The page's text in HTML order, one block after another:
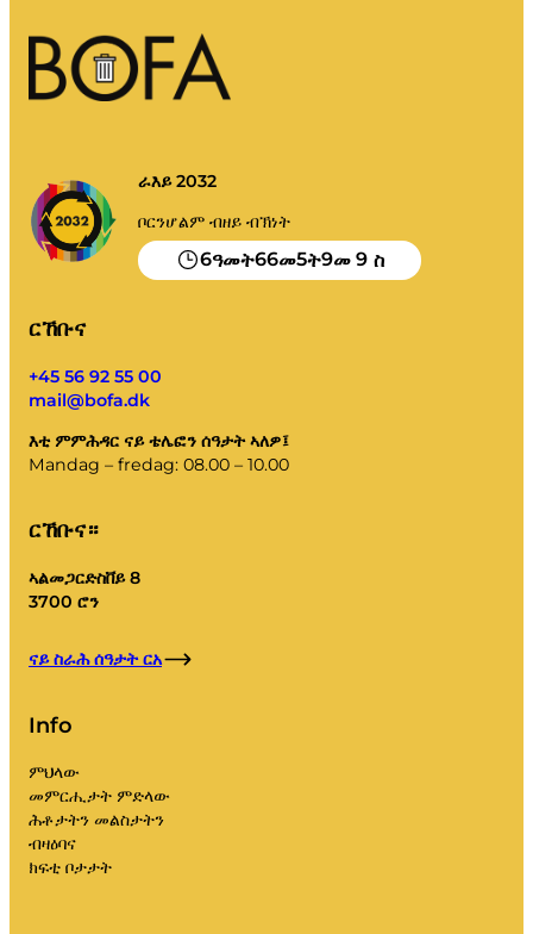
ራእይ 2032
ቦርንሆልም ብዘይ ብኽነት
6ዓመት66መ5ት9መ 8 ስ
ርኸቡና
+45 56 92 55 00
mail@bofa.dk
እቲ ምምሕዳር ናይ ቴሌፎን ሰዓታት ኣለዎ፤
Mandag – fredag: 08.00 – 10.00
ርኸቡና።
ኣልመጋርድስቨይ 8
3700 ሮን
ናይ ስራሕ ሰዓታት ርአ
Info
ምህላው
መምርሒታት ምድላው
ሕቶታትን መልስታትን
ብዛዕባና
ክፍቲ ቦታታት